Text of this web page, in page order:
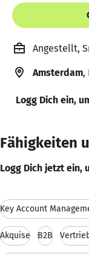
Angestellt,
Amsterdam,
Logg Dich ein,
Fähigkeiten
Logg Dich jetzt ein,
Key Account
Akquise B2B